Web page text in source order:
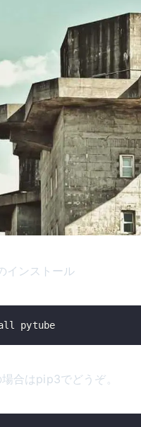
インストール
pytube
合はpip3でどうぞ。